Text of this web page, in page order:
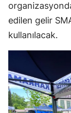
edilen gelir
kullanılacak.